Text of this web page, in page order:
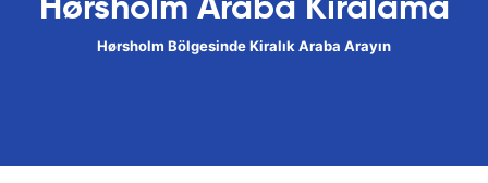
Hørsholm Bölgesinde Kiralık Araba Arayın